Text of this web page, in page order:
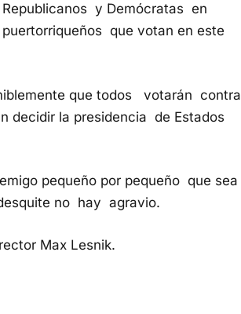
y Demócratas en
puertorriqueños que votan en este
que todos votarán contra
decidir la presidencia de Estados
pequeño por pequeño que sea
no hay agravio.
Max Lesnik.